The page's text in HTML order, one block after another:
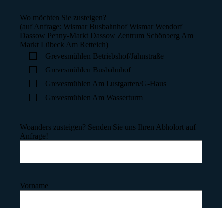
Wo möchten Sie zusteigen?
(auf Anfrage: Wismar Busbahnhof Wismar Wendorf
Dassow Penny-Markt Dassow Zentrum Schönberg Am
Markt Lübeck Am Retteich)
Grevesmühlen Betriebshof/Jahnstraße
Grevesmühlen Busbahnhof
Grevesmühlen Am Lustgarten/G-Haus
Grevesmühlen Am Wasserturm
Woanders zusteigen? Senden Sie uns Ihren Abholort auf
Anfrage!
Vorname